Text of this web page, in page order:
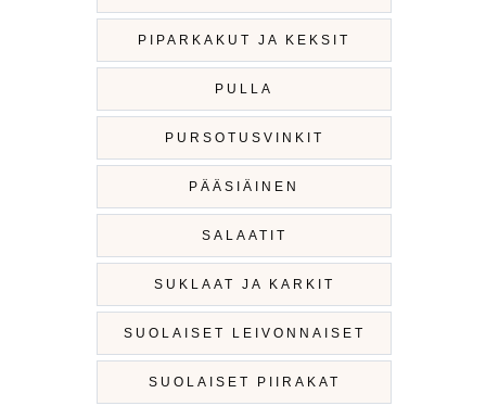
PIPARKAKUT JA KEKSIT
PULLA
PURSOTUSVINKIT
PÄÄSIÄINEN
SALAATIT
SUKLAAT JA KARKIT
SUOLAISET LEIVONNAISET
SUOLAISET PIIRAKAT